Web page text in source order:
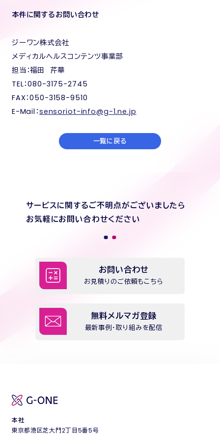
本件に関するお問い合わせ
ジーワン株式会社
メディカルヘルスコンテンツ事業部
担当：福田 芹華
TEL：080-3175-2745
FAX：050-3158-9510
E-Mail：sensoriot-info@g-1.ne.jp
一覧に戻る
サービスに関するご不明点がございましたら
お気軽にお問い合わせください
お問い合わせ
お見積りのご依頼もこちら
無料メルマガ登録
最新事例・取り組みを配信
本社
東京都港区芝大門2丁目5番5号